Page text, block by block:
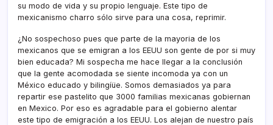
su modo de vida y su propio lenguaje. Este tipo de
mexicanismo charro sólo sirve para una cosa, reprimir.
¿No sospechoso pues que parte de la mayoria de los
mexicanos que se emigran a los EEUU son gente de por si muy
bien educada? Mi sospecha me hace llegar a la conclusión
que la gente acomodada se siente incomoda ya con un
México educado y bilingíüe. Somos demasiados ya para
repartir ese pastelito que 3000 familias mexicanas gobiernan
en Mexico. Por eso es agradable para el gobierno alentar
este tipo de emigración a los EEUU. Los alejan de nuestro paí­s